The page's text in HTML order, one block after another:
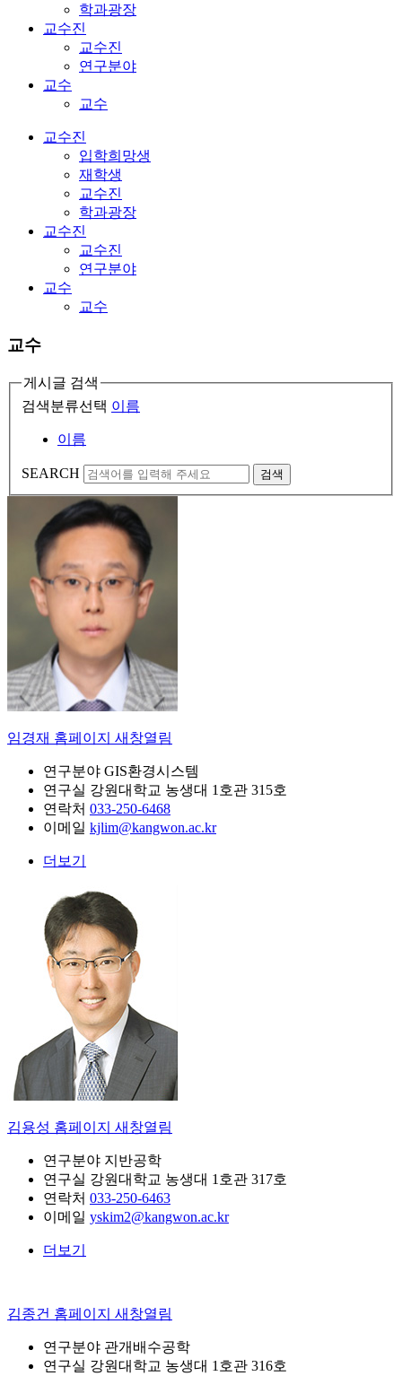
학과광장
교수진
교수진
연구분야
교수
교수
교수진
입학희망생
재학생
교수진
학과광장
교수진
교수진
연구분야
교수
교수
교수
게시글 검색
검색분류선택 이름
이름
SEARCH 검색
임경재 홈페이지 새창열림
연구분야 GIS환경시스템
연구실 강원대학교 농생대 1호관 315호
연락처 033-250-6468
이메일 kjlim@kangwon.ac.kr
더보기
김용성 홈페이지 새창열림
연구분야 지반공학
연구실 강원대학교 농생대 1호관 317호
연락처 033-250-6463
이메일 yskim2@kangwon.ac.kr
더보기
김종건 홈페이지 새창열림
연구분야 관개배수공학
연구실 강원대학교 농생대 1호관 316호